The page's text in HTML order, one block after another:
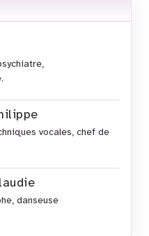
vocales, chef de
danseuse